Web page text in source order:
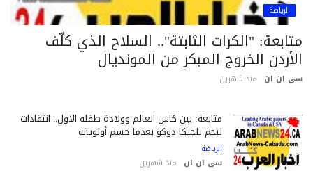
الرياضة
"الكرات الثابتة".. السلاح الذي كلّف
الخروج المبكر من المونديال
ان ان منذ شهرين
متابعة: بين كأس العالم وولادة طفله الأول.. انتقادات
لنجم بلجيكا دوكو بعدما حسم أولوياته
الرياضة
سى ان ان منذ شهرين